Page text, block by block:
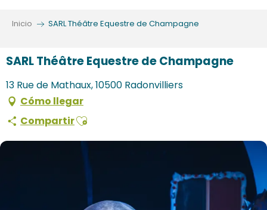
Inicio SARL Théâtre Equestre de Champagne
SARL Théâtre Equestre de Champagne
13 Rue de Mathaux, 10500 Radonvilliers
Cómo llegar
CompartirAjouter aux favoris